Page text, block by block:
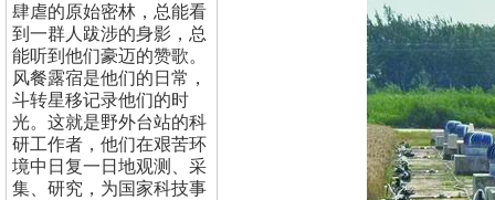
肆虐的原始密林，总能看
到一群人跋涉的身影，总
能听到他们豪迈的赞歌。
风餐露宿是他们的日常，
斗转星移记录他们的时
光。这就是野外台站的科
研工作者，他们在艰苦环
境中日复一日地观测、采
集、研究，为国家科技事